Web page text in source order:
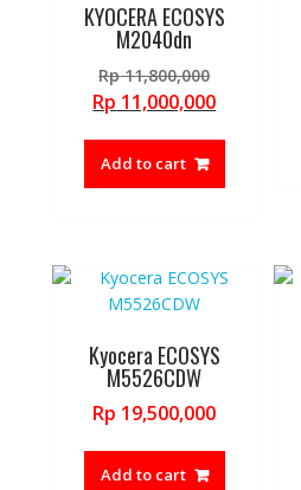
KYOCERA ECOSYS
M2040dn
Rp11,800,000Original
price
Rp 11,000,000Current
Add to cart
Kyocera ECOSYS
M5526CDW
Rp 19,500,000
Add to cart